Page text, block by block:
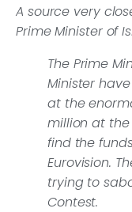
A source very
Prime Minister of
The Prime
Minister
at the
million at
find the
Eurovision.
trying to
Contest.